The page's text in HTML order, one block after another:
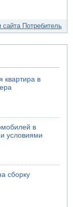
сайта Потребитель
квартира в
в
условиями
сборку